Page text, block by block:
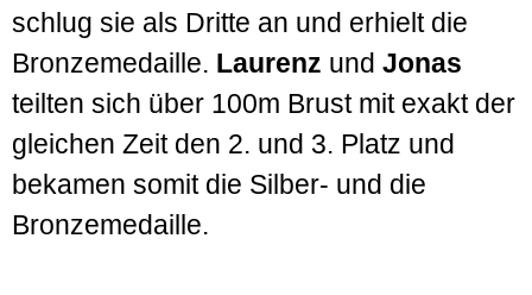
schlug sie als Dritte an und erhielt die
Bronze­medaille. Laurenz und Jonas
teilten sich über 100m Brust mit exakt der
gleichen Zeit den 2. und 3. Platz und
bekamen somit die Silber- und die
Bronze­medaille.